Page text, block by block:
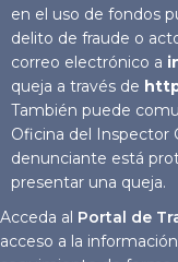
en el uso de fondos
delito de fraude o
correo electrónico a
queja a través de
También puede
Oficina del Inspector
denunciante está
presentar una queja.
Acceda al Portal de
acceso a la